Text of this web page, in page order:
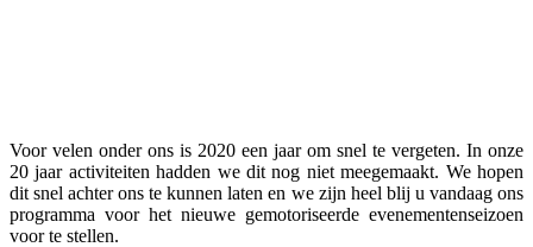
Voor velen onder ons is 2020 een jaar om snel te vergeten. In onze
20 jaar activiteiten hadden we dit nog niet meegemaakt. We hopen
dit snel achter ons te kunnen laten en we zijn heel blij u vandaag ons
programma voor het nieuwe gemotoriseerde evenementenseizoen
voor te stellen.